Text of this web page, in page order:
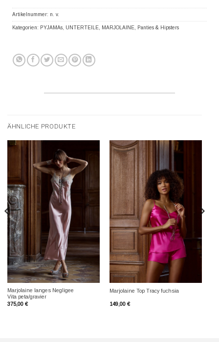
Artikelnummer: n. v.
Kategorien: PYJAMAs UNTERTEILE MARJOLAINE Panties & Hipsters
ÄHNLICHE PRODUKTE
Marjolaine langes Negligee
Vita peta/gravier
375,00 €
Marjolaine Top Tracy fuchsia
149,00 €